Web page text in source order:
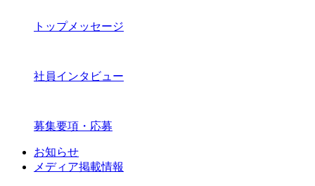
トップメッセージ
社員インタビュー
募集要項・応募
お知らせ
メディア掲載情報